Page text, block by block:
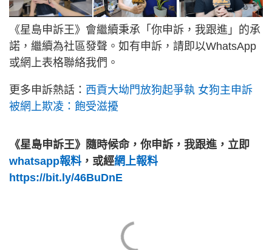
《星島申訴王》會繼續秉承「你申訴，我跟進」的承
諾，繼續為社區發聲。如有申訴，請即以WhatsApp
或網上表格聯絡我們。
更多申訴熱話： 西貢大坳門放狗起爭執 女狗主申訴
被網上欺凌：飽受滋擾
《星島申訴王》隨時候命，你申訴，我跟進，立即
whatsapp報料，或經網上報料
https://bit.ly/46BuDnE